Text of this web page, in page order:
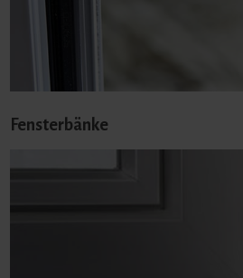
Fensterbänke